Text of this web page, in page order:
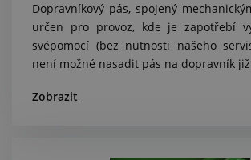
Dopravníkový pás, spojený
určen pro provoz, kde je zapotřebí
svépomocí (bez nutnosti našeho
není možné nasadit pás na dopravník
Zobrazit